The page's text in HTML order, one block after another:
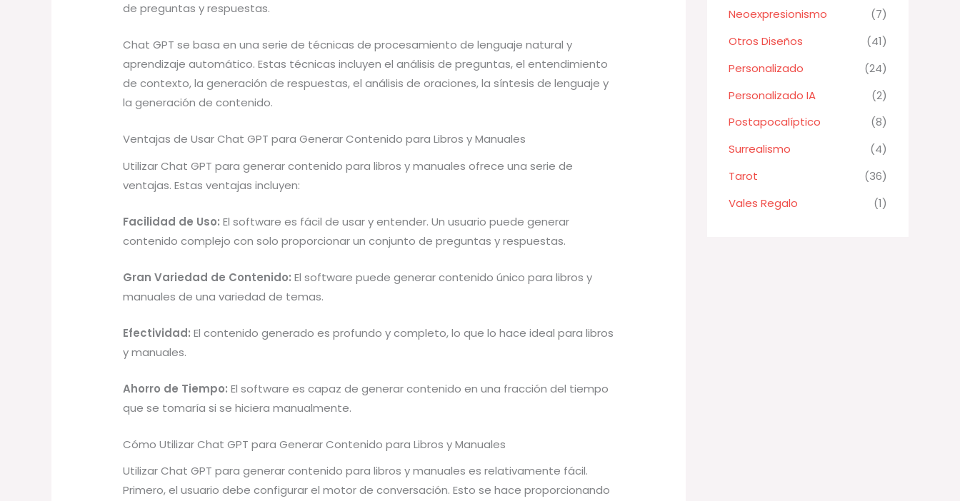
de preguntas y respuestas.
Chat GPT se basa en una serie de técnicas de procesamiento de lenguaje natural y
aprendizaje automático. Estas técnicas incluyen el análisis de preguntas, el entendimiento
de contexto, la generación de respuestas, el análisis de oraciones, la síntesis de lenguaje y
la generación de contenido.
Ventajas de Usar Chat GPT para Generar Contenido para Libros y Manuales
Utilizar Chat GPT para generar contenido para libros y manuales ofrece una serie de
ventajas. Estas ventajas incluyen:
Facilidad de Uso: El software es fácil de usar y entender. Un usuario puede generar
contenido complejo con solo proporcionar un conjunto de preguntas y respuestas.
Gran Variedad de Contenido: El software puede generar contenido único para libros y
manuales de una variedad de temas.
Efectividad: El contenido generado es profundo y completo, lo que lo hace ideal para libros
y manuales.
Ahorro de Tiempo: El software es capaz de generar contenido en una fracción del tiempo
que se tomaría si se hiciera manualmente.
Cómo Utilizar Chat GPT para Generar Contenido para Libros y Manuales
Utilizar Chat GPT para generar contenido para libros y manuales es relativamente fácil.
Primero, el usuario debe configurar el motor de conversación. Esto se hace proporcionando
Neoexpresionismo
(7)
Otros Diseños
(41)
Personalizado
(24)
Personalizado IA
(2)
Postapocalíptico
(8)
Surrealismo
(4)
Tarot
(36)
Vales Regalo
(1)